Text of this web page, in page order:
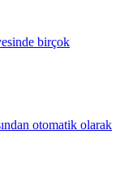
birçok
otomatik olarak